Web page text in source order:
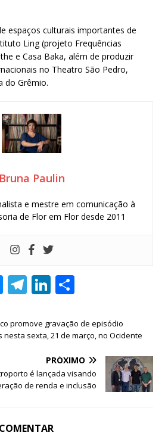
espaços culturais importantes de
Ling (projeto Frequências
e Casa Baka, além de produzir
no Theatro São Pedro,
do Grêmio.
Bruna Paulin
e mestre em comunicação à
de Flor em Flor desde 2011
M
ss
e
g
e
r
T
e
g
m
Li
k
e
dI
n
ar
e
promove gravação de episódio
sexta, 21 de março, no Ocidente
PRÓXIMO
é lançada visando
de renda e inclusão